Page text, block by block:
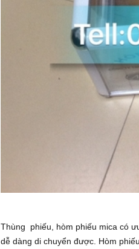
Thùng phiếu, hòm phiếu mica có
dễ dàng di chuyển được. Hòm